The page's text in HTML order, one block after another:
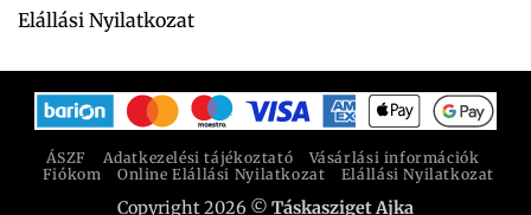
Elállási Nyilatkozat
ÁSZF Adatkezelési tájékoztató
Vásárlási információk
Fiókom
Online Elállási Nyilatkozat Elállási Nyilatkozat
Copyright 2026 © Táskasziget Ajka